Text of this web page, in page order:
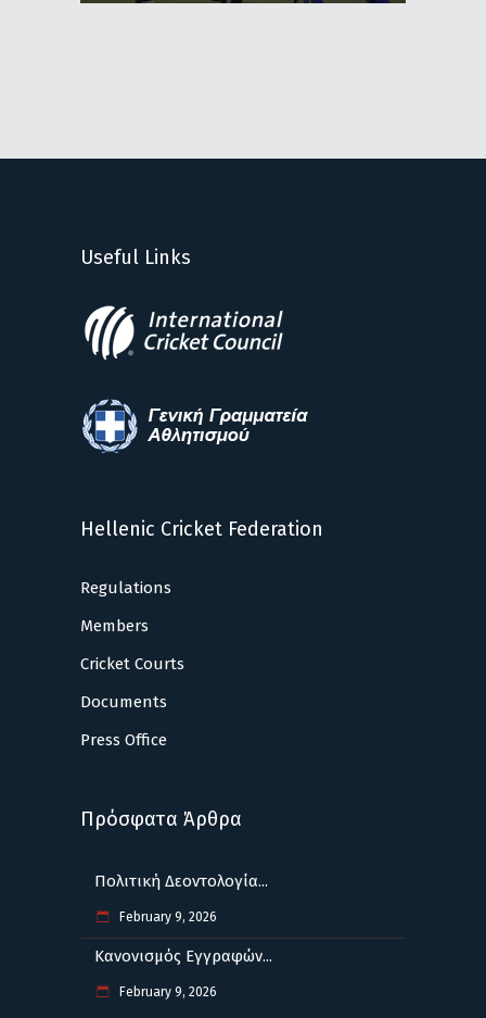
Useful Links
Hellenic Cricket Federation
Regulations
Members
Cricket Courts
Documents
Press Office
Πρόσφατα Άρθρα
Πολιτική Δεοντολογία...
February 9, 2026
Κανονισμός Εγγραφών...
February 9, 2026